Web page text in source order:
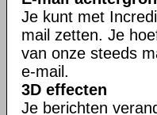
Je kunt met
mail zetten. Je
van onze steeds
e-mail.
3D effecten
Je berichten